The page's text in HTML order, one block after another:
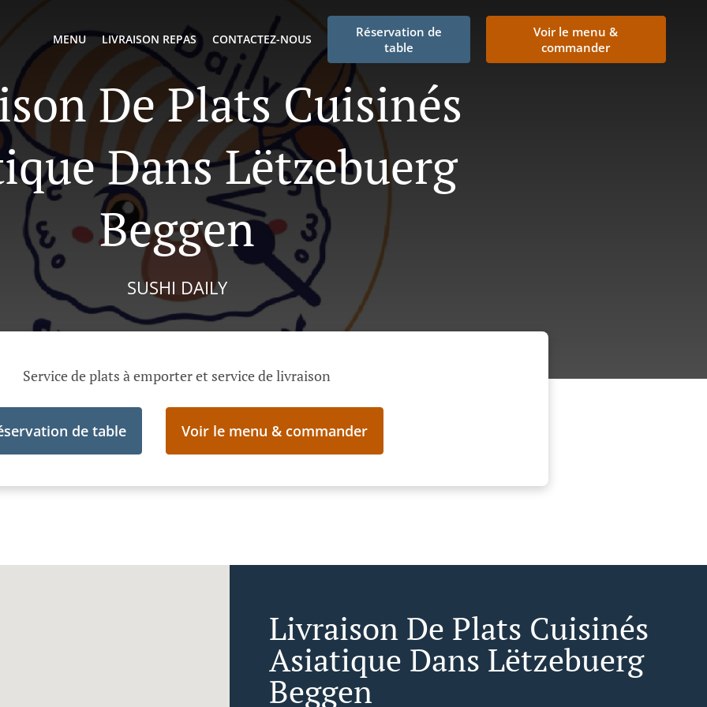
MENU LIVRAISON REPAS CONTACTEZ-NOUS
Réservation de
table
Voir le menu &
commander
De Plats Cuisinés
Dans Lëtzebuerg
Beggen
SUSHI DAILY
Service de plats à emporter et service de livraison
de table Voir le menu & commander
Livraison De Plats Cuisinés
Asiatique Dans Lëtzebuerg
Beggen